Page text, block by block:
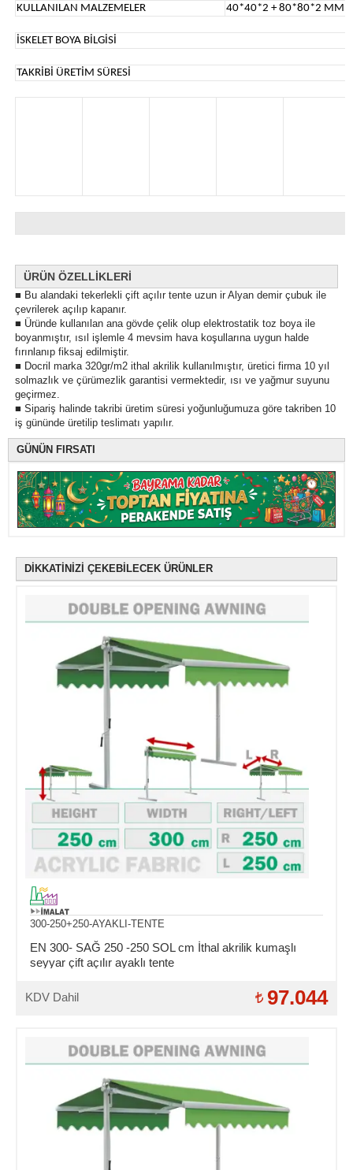
KULLANILAN MALZEMELER 40*40*2 + 80*80*2 MM
İSKELET BOYA BİLGİSİ
TAKRİBİ ÜRETİM SÜRESİ
ÜRÜN ÖZELLİKLERİ
■ Bu alandaki tekerlekli çift açılır tente uzun ir Alyan demir çubuk ile
çevrilerek açılıp kapanır.
■ Üründe kullanılan ana gövde çelik olup elektrostatik toz boya ile
boyanmıştır, ısıl işlemle 4 mevsim hava koşullarına uygun halde
fırınlanıp fiksaj edilmiştir.
■ Docril marka 320gr/m2 ithal akrilik kullanılmıştır, üretici firma 10 yıl
solmazlık ve çürümezlik garantisi vermektedir, ısı ve yağmur suyunu
geçirmez.
■ Sipariş halinde takribi üretim süresi yoğunluğumuza göre takriben 10
iş gününde üretilip teslimatı yapılır.
GÜNÜN FIRSATI
DİKKATİNİZİ ÇEKEBİLECEK ÜRÜNLER
300-250+250-AYAKLI-TENTE
EN 300- SAĞ 250 -250 SOL cm İthal akrilik kumaşlı
seyyar çift açılır ayaklı tente
KDV Dahil 97.044